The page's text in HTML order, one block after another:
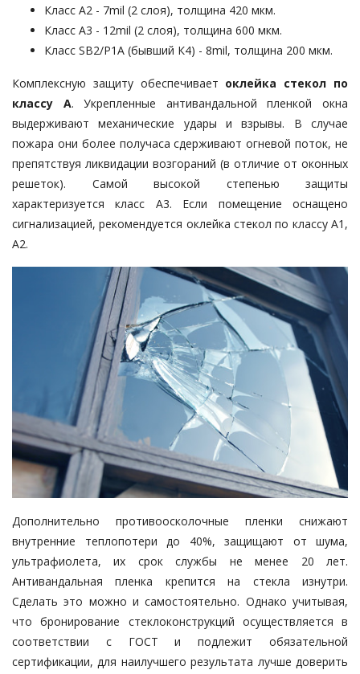
Класс А2 - 7mil (2 слоя), толщина 420 мкм.
Класс А3 - 12mil (2 слоя), толщина 600 мкм.
Класс SB2/Р1А (бывший К4) - 8mil, толщина 200 мкм.
Комплексную защиту обеспечивает оклейка стекол по
классу А. Укрепленные антивандальной пленкой окна
выдерживают механические удары и взрывы. В случае
пожара они более получаса сдерживают огневой поток, не
препятствуя ликвидации возгораний (в отличие от оконных
решеток). Самой высокой степенью защиты
характеризуется класс А3. Если помещение оснащено
сигнализацией, рекомендуется оклейка стекол по классу А1,
А2.
Дополнительно противоосколочные пленки снижают
внутренние теплопотери до 40%, защищают от шума,
ультрафиолета, их срок службы не менее 20 лет.
Антивандальная пленка крепится на стекла изнутри.
Сделать это можно и самостоятельно. Однако учитывая,
что бронирование стеклоконструкций осуществляется в
соответствии с ГОСТ и подлежит обязательной
сертификации, для наилучшего результата лучше доверить